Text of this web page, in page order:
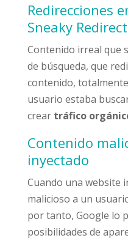
Redirecciones
Sneaky
Contenido irreal que
de búsqueda, que
contenido,
usuario estaba
crear tráfico
Contenido
inyectado
Cuando una website
malicioso a un
por tanto, Google lo
posibilidades de